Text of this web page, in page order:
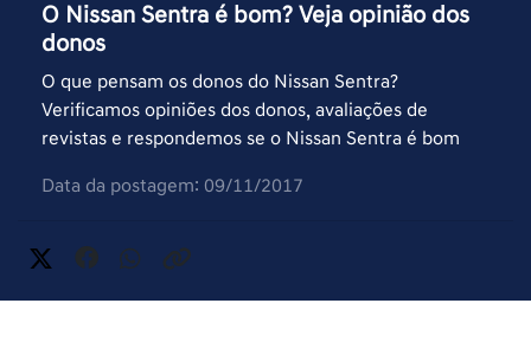
O Nissan Sentra é bom? Veja opinião dos
donos
O que pensam os donos do Nissan Sentra?
Verificamos opiniões dos donos, avaliações de
revistas e respondemos se o Nissan Sentra é bom
Data da postagem: 09/11/2017